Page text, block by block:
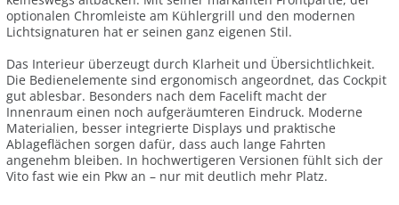
optionalen Chromleiste am Kühlergrill und den modernen
Lichtsignaturen hat er seinen ganz eigenen Stil.
Das Interieur überzeugt durch Klarheit und Übersichtlichkeit.
Die Bedienelemente sind ergonomisch angeordnet, das Cockpit
gut ablesbar. Besonders nach dem Facelift macht der
Innenraum einen noch aufgeräumteren Eindruck. Moderne
Materialien, besser integrierte Displays und praktische
Ablageflächen sorgen dafür, dass auch lange Fahrten
angenehm bleiben. In hochwertigeren Versionen fühlt sich der
Vito fast wie ein Pkw an – nur mit deutlich mehr Platz.